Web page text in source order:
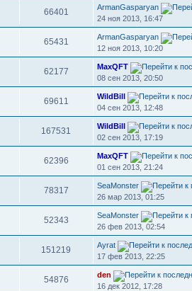
66401
ArmanGasparyan
24 ноя 2013, 16:47
65431
ArmanGasparyan
12 ноя 2013, 10:20
62177
MaxQFT
08 сен 2013, 20:50
69611
WildBill
04 сен 2013, 12:48
167531
WildBill
02 сен 2013, 17:19
62396
MaxQFT
01 сен 2013, 21:24
78317
SeaMonster
26 мар 2013, 01:25
52343
SeaMonster
26 фев 2013, 02:54
151219
Ayrat
17 фев 2013, 22:25
54876
den
16 дек 2012, 17:28